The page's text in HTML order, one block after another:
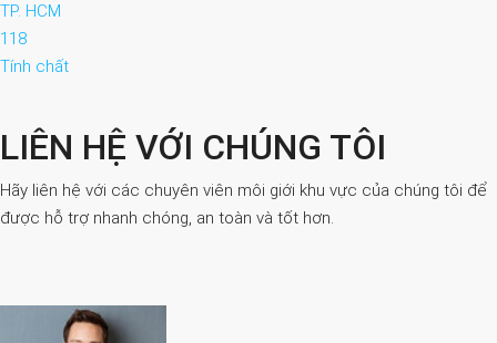
TP. HCM
118
Tính chất
LIÊN HỆ VỚI CHÚNG TÔI
Hãy liên hệ với các chuyên viên môi giới khu vực của chúng tôi để
được hỗ trợ nhanh chóng, an toàn và tốt hơn.